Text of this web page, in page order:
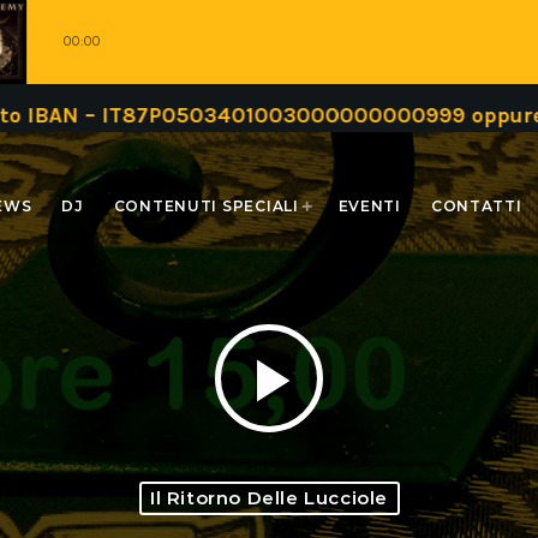
00:00
oppure tramite
DJ CONTENUTI SPECIALI EVENTI CONTATTI
play_arrow
Il Ritorno Delle Lucciole